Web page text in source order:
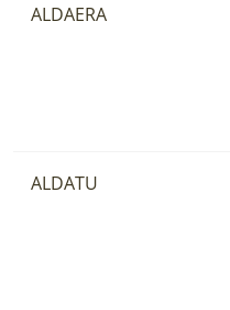
ALDAERA
ALDATU